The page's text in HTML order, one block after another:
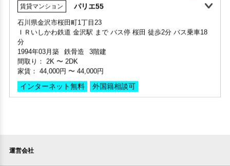
部屋号数 201号室
家賃 32,000円・共益費 3,000円
階数 2階
間取り 1K・専有面積 23.13㎡
敷金 - ・礼金 -
保証人不要・代行 インターネット無料
家賃1ヶ月無料 敷金・礼金ゼロ
部屋号数 502号室
家賃 72,000円・共益費 6,000円
階数 5階
間取り 3LDK・専有面積 70.86㎡
敷金 - ・礼金 -
保証人不要・代行 インターネット無料
360°案内
部屋号数 303号室
家賃 62,000円・共益費 8,000円
階数 3階
間取り 1LDK・専有面積 58.94㎡
敷金 2ヶ月 ・礼金 -
保証人不要・代行 インターネット無料 ペット可・相談OK
石川県金沢市桜田町1丁目23
ＩＲいしかわ鉄道 金沢駅 まで バス停 桜田 徒歩2分 バス乗車18
分
1994年03月築
間取り： 2K 〜
2DK
家賃： 44,000円 〜 44,000円
インターネット無料 外国籍相談可